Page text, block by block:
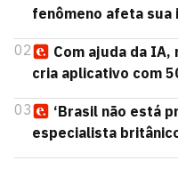
fenômeno afeta sua
02
Com ajuda da
cria aplicativo com
03
‘Brasil não está
especialista